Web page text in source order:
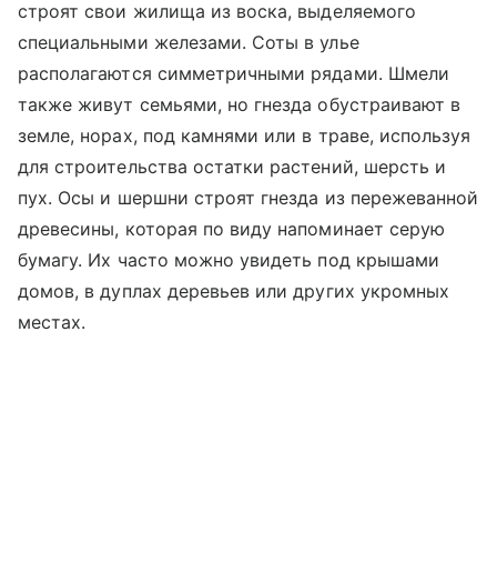
строят свои жилища из воска, выделяемого
специальными железами. Соты в улье
располагаются симметричными рядами. Шмели
также живут семьями, но гнезда обустраивают в
земле, норах, под камнями или в траве, используя
для строительства остатки растений, шерсть и
пух. Осы и шершни строят гнезда из пережеванной
древесины, которая по виду напоминает серую
бумагу. Их часто можно увидеть под крышами
домов, в дуплах деревьев или других укромных
местах.